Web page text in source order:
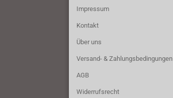
Impressum
Kontakt
Über uns
Versand- & Zahlungsbedingungen
AGB
Widerrufsrecht